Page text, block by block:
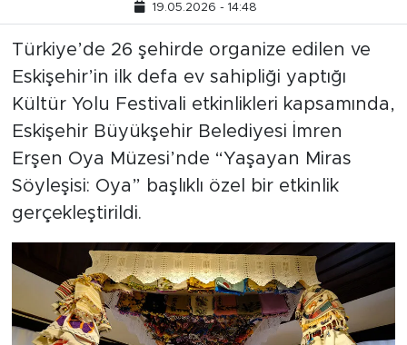
19.05.2026 - 14:48
Türkiye’de 26 şehirde organize edilen ve
Eskişehir’in ilk defa ev sahipliği yaptığı
Kültür Yolu Festivali etkinlikleri kapsamında,
Eskişehir Büyükşehir Belediyesi İmren
Erşen Oya Müzesi’nde “Yaşayan Miras
Söyleşisi: Oya” başlıklı özel bir etkinlik
gerçekleştirildi.